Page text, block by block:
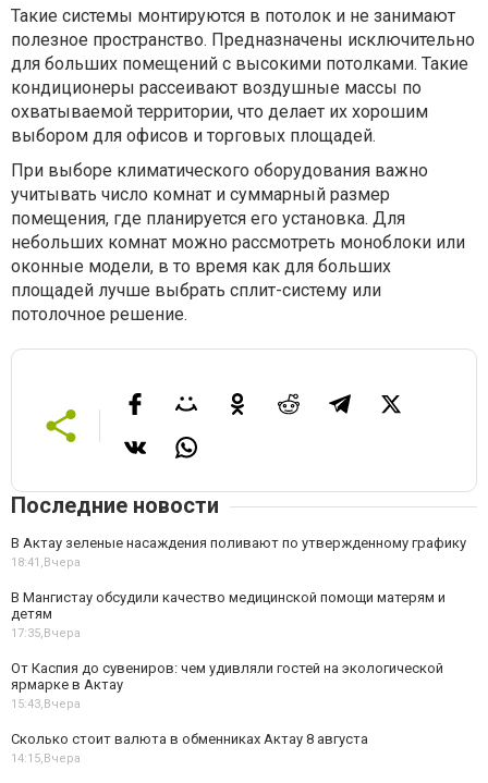
Такие системы монтируются в потолок и не занимают
полезное пространство. Предназначены исключительно
для больших помещений с высокими потолками. Такие
кондиционеры рассеивают воздушные массы по
охватываемой территории, что делает их хорошим
выбором для офисов и торговых площадей.
При выборе климатического оборудования важно
учитывать число комнат и суммарный размер
помещения, где планируется его установка. Для
небольших комнат можно рассмотреть моноблоки или
оконные модели, в то время как для больших
площадей лучше выбрать сплит-систему или
потолочное решение.
Последние новости
В Актау зеленые насаждения поливают по утвержденному графику
18:41, Вчера
В Мангистау обсудили качество медицинской помощи матерям и
детям
17:35, Вчера
От Каспия до сувениров: чем удивляли гостей на экологической
ярмарке в Актау
15:43, Вчера
Сколько стоит валюта в обменниках Актау 8 августа
14:15, Вчера